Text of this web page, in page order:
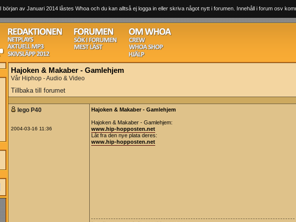
I början av Januari 2014 låstes Whoa och du kan alltså ej logga in eller skriva något nytt i forumen. Innehåll i forum osv
Hajoken & Makaber - Gamlehjem
Vår Hiphop - Audio & Video
Tillbaka till forumet
lego P40
2004-03-16 11:36
Hajoken & Makaber - Gamlehjem
Hajoken & Makaber - Gamlehjem:
www.hip-hopposten.net
Låt fra den nye plata deres:
www.hip-hopposten.net